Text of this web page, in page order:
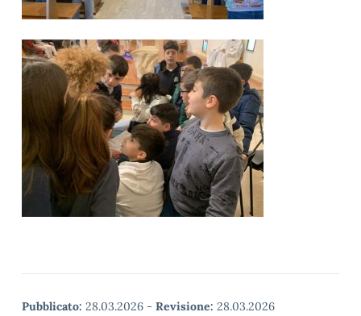
Pubblicato: 28.03.2026 - Revisione: 28.03.2026